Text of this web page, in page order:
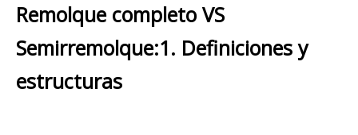
Remolque completo VS
Semirremolque:1. Definiciones y
estructuras